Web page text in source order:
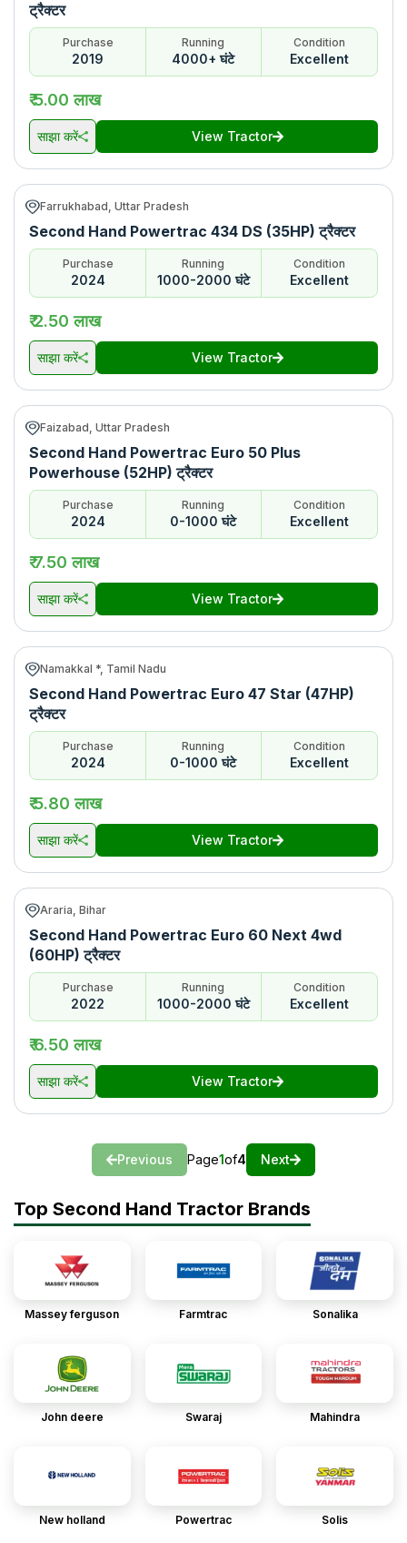
ट्रैक्टर
Purchase
2019
Running
4000+ घंटे
Condition
Excellent
₹ 5.00 लाख
साझा करें View Tractor
Farrukhabad, Uttar Pradesh
Second Hand Powertrac 434 DS (35HP) ट्रैक्टर
Purchase
2024
Running
1000-2000 घंटे
Condition
Excellent
₹ 2.50 लाख
साझा करें View Tractor
Faizabad, Uttar Pradesh
Second Hand Powertrac Euro 50 Plus
Powerhouse (52HP) ट्रैक्टर
Purchase
2024
Running
0-1000 घंटे
Condition
Excellent
₹ 7.50 लाख
साझा करें View Tractor
Namakkal *, Tamil Nadu
Second Hand Powertrac Euro 47 Star (47HP)
ट्रैक्टर
Purchase
2024
Running
0-1000 घंटे
Condition
Excellent
₹ 5.80 लाख
साझा करें View Tractor
Araria, Bihar
Second Hand Powertrac Euro 60 Next 4wd
(60HP) ट्रैक्टर
Purchase
2022
Running
1000-2000 घंटे
Condition
Excellent
₹ 6.50 लाख
साझा करें View Tractor
Previous Page1of4 Next
Top Second Hand Tractor Brands
Massey ferguson Farmtrac Sonalika
John deere Swaraj Mahindra
New holland Powertrac Solis